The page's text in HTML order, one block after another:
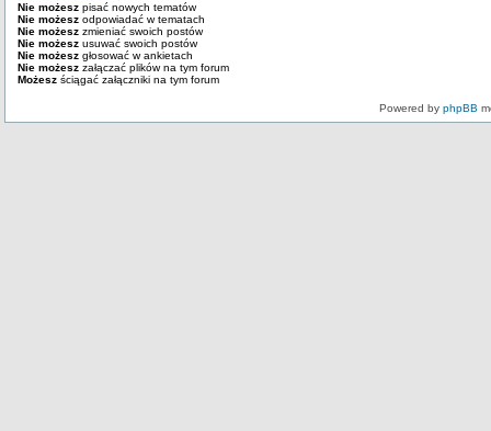
Nie możesz pisać nowych tematów
Nie możesz odpowiadać w tematach
Nie możesz zmieniać swoich postów
Nie możesz usuwać swoich postów
Nie możesz głosować w ankietach
Nie możesz załączać plików na tym forum
Możesz ściągać załączniki na tym forum
Powered by phpBB